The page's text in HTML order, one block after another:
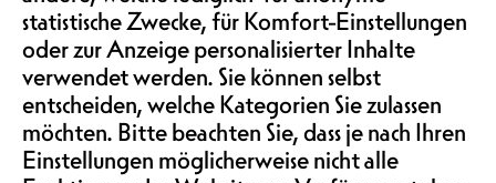
ABOS & TARIFE
Perriard b2b dsch: Beide sind
Bénévoles bei uns und haben bereits
an den Open Deck teilgenommen...
es ist Zeit, sie im grossen Saal
walten zu lassen! Clément Périard
im b2b mit dsch für einen
statistische Zwecke, für Komfort-Einstellungen
oder zur Anzeige personalisierter Inhalte
verwendet werden. Sie können selbst
entscheiden, welche Kategorien Sie zulassen
möchten. Bitte beachten Sie, dass je nach Ihren
Einstellungen möglicherweise nicht alle